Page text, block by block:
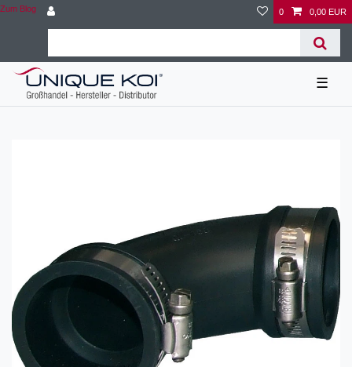
Zum Blog 0 0,00 EUR
☰